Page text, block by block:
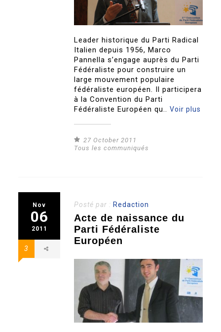
Leader historique du Parti Radical
Italien depuis 1956, Marco
Pannella s’engage auprès du Parti
Fédéraliste pour construire un
large mouvement populaire
fédéraliste européen. Il participera
à la Convention du Parti
Fédéraliste Européen qu..Voir plus
27 October 2011
Tous les communiqués
Nov
06
2011
3
Posté par : Redaction
Acte de naissance du
Parti Fédéraliste
Européen